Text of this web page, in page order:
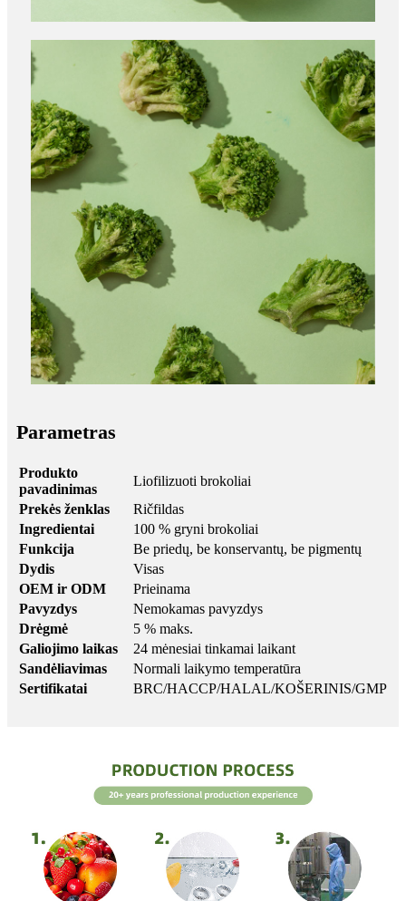
Parametras
Produkto
pavadinimas
Liofilizuoti brokoliai
Prekės ženklas
Ričfildas
Ingredientai
100 % gryni brokoliai
Funkcija
Be priedų, be konservantų, be pigmentų
Dydis
Visas
OEM ir ODM
Prieinama
Pavyzdys
Nemokamas pavyzdys
Drėgmė
5 % maks.
Galiojimo laikas
24 mėnesiai tinkamai laikant
Sandėliavimas
Normali laikymo temperatūra
Sertifikatai
BRC/HACCP/HALAL/KOŠERINIS/GMP